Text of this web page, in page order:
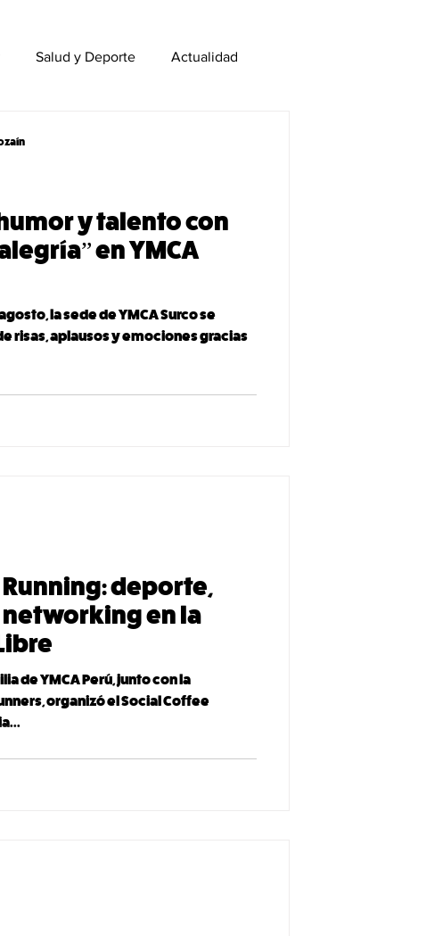
Salud y Deporte Actualidad
y talento con
en YMCA
la sede de YMCA Surco se
risas, aplausos y emociones gracias
deporte,
en la
de YMCA Perú, junto con la
organizó el Social Coffee